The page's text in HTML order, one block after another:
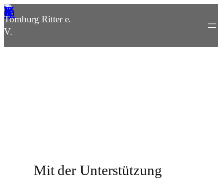
Zum
Inhalt
springen
Tomburg Ritter e.
V.
Mit der Unterstützung